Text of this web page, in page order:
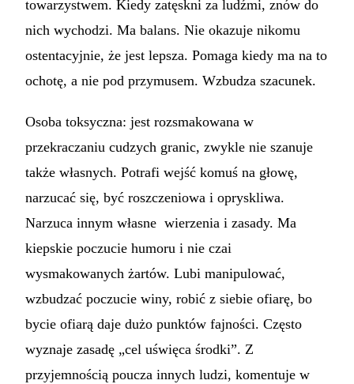
towarzystwem. Kiedy zatęskni za ludźmi, znów do
nich wychodzi. Ma balans. Nie okazuje nikomu
ostentacyjnie, że jest lepsza. Pomaga kiedy ma na to
ochotę, a nie pod przymusem. Wzbudza szacunek.
Osoba toksyczna: jest rozsmakowana w
przekraczaniu cudzych granic, zwykle nie szanuje
także własnych. Potrafi wejść komuś na głowę,
narzucać się, być roszczeniowa i opryskliwa.
Narzuca innym własne wierzenia i zasady. Ma
kiepskie poczucie humoru i nie czai
wysmakowanych żartów. Lubi manipulować,
wzbudzać poczucie winy, robić z siebie ofiarę, bo
bycie ofiarą daje dużo punktów fajności. Często
wyznaje zasadę „cel uświęca środki”. Z
przyjemnością poucza innych ludzi, komentuje w